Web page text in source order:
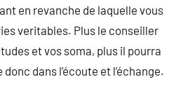
en revanche de laquelle vous
veritables. Plus le conseiller
et vos soma, plus il pourra
dans l’écoute et l’échange.